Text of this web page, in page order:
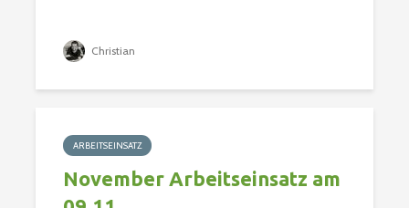
Christian
ARBEITSEINSATZ
November Arbeitseinsatz am